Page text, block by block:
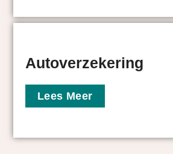
Autoverzekering
Lees Meer